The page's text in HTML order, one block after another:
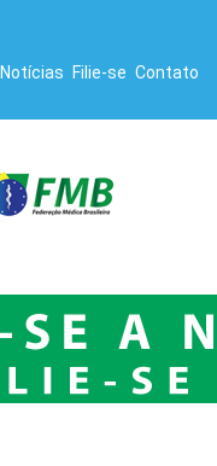
Notícias Filie-se Contato